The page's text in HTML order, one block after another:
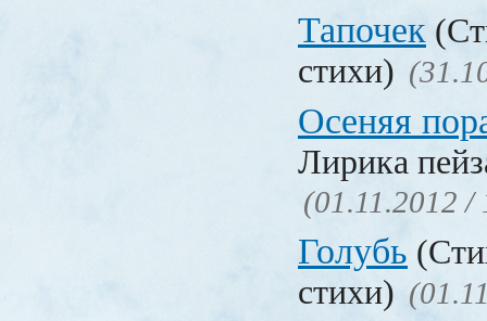
Тапочек
стихи)
Осеняя
Лирика
(01.11.2012 /
Голубь
стихи)